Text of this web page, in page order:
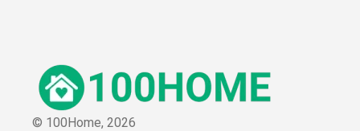
© 100Home, 2026